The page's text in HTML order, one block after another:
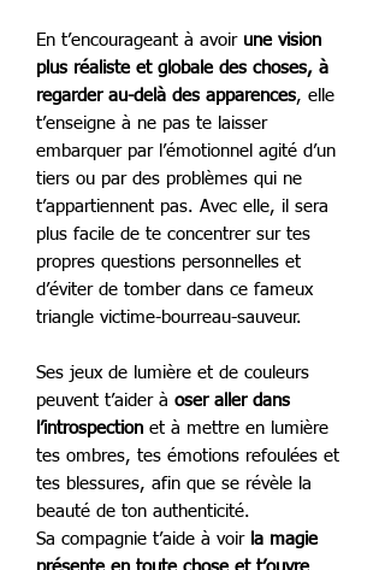
En t’encourageant à avoir une vision
plus réaliste et globale des choses, à
regarder au-delà des apparences, elle
t’enseigne à ne pas te laisser
embarquer par l’émotionnel agité d’un
tiers ou par des problèmes qui ne
t’appartiennent pas. Avec elle, il sera
plus facile de te concentrer sur tes
propres questions personnelles et
d’éviter de tomber dans ce fameux
triangle victime-bourreau-sauveur.
Ses jeux de lumière et de couleurs
peuvent t’aider à oser aller dans
l’introspection et à mettre en lumière
tes ombres, tes émotions refoulées et
tes blessures, afin que se révèle la
beauté de ton authenticité.
Sa compagnie t’aide à voir la magie
présente en toute chose et t’ouvre